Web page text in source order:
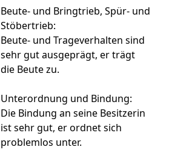
Beute- und Bringtrieb, Spür- und
Stöbertrieb:
Beute- und Trageverhalten sind
sehr gut ausgeprägt, er trägt
die Beute zu.
Unterordnung und Bindung:
Die Bindung an seine Besitzerin
ist sehr gut, er ordnet sich
problemlos unter.